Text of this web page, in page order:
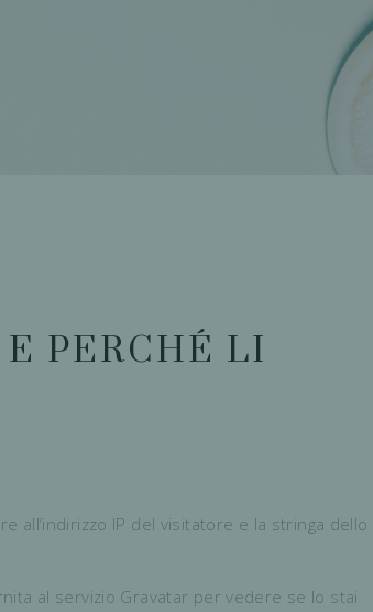
PERCHÉ LI
all’indirizzo IP del visitatore e la stringa dello
al servizio Gravatar per vedere se lo stai